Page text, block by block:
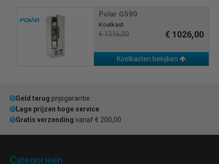
Polar G590
Koelkast
€ 1316,00 € 1026,00
Koelkasten bekijken
Geld terug prijsgarantie
Lage prijzen hoge service
Gratis verzending vanaf € 200,00
Categorieën